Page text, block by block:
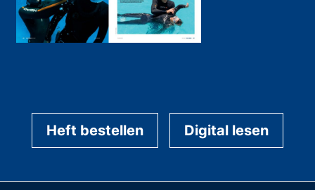
Heft bestellen Digital lesen